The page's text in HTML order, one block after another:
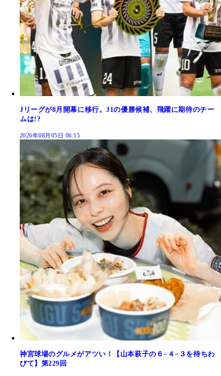
Jリーグが8月開幕に移行。J1の優勝候補、飛躍に期待のチー
ムは!?
2026年08月05日 06:15
神宮球場のグルメがアツい！【山本萩子の６−４−３を待ちわ
びて】第229回